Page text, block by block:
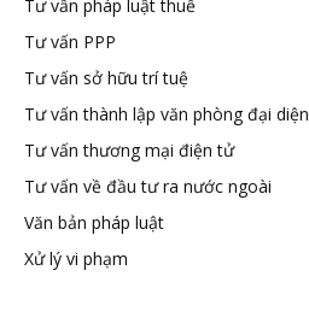
Tư vấn pháp luật thuế
Tư vấn PPP
Tư vấn sở hữu trí tuệ
Tư vấn thành lập văn phòng đại diện
Tư vấn thương mại điện tử
Tư vấn về đầu tư ra nước ngoài
Văn bản pháp luật
Xử lý vi phạm